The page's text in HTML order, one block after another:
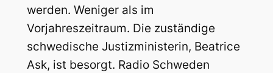
werden. Weniger als im
Vorjahreszeitraum. Die zuständige
schwedische Justizministerin, Beatrice
Ask, ist besorgt. Radio Schweden